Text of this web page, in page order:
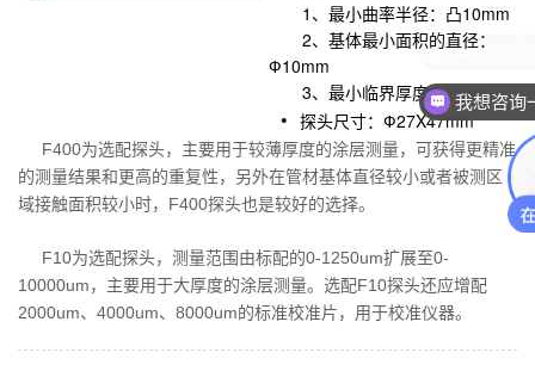
1、最小曲率半径：凸10mm
2、基体最小面积的直径：
Ф10mm
3、最小临界厚度：2mm
探头尺寸：Ф27X47mm
F400为选配探头，主要用于较薄厚度的涂层测量，可获得更精准
的测量结果和更高的重复性，另外在管材基体直径较小或者被测区
域接触面积较小时，F400探头也是较好的选择。
F10为选配探头，测量范围由标配的0-1250um扩展至0-
10000um，主要用于大厚度的涂层测量。选配F10探头还应增配
2000um、4000um、8000um的标准校准片，用于校准仪器。
我想咨询